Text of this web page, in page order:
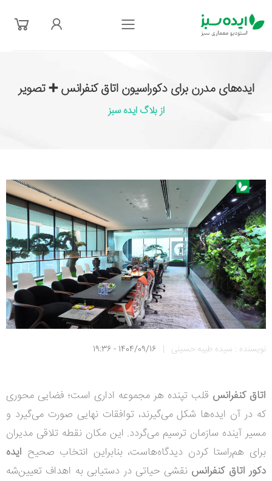
فهرست
ایده‌های مدرن برای دکوراسیون اتاق کنفرانس ➕ تصویر
از بلاگ ایده سبز
نویسنده : سیده طیبه حسینی |
1404/09/16 - 19:36
اتاق کنفرانس قلب تپنده هر مجموعه اداری است؛ فضایی محوری
که در آن ایده‌ها شکل می‌گیرند، توافقات نهایی صورت می‌گیرد و
مسیر آینده سازمان ترسیم می‌گردد. این مکان نقطه تلاقی مدیران
برای هم‌راستا کردن دیدگاه‌هاست، بنابراین انتخاب صحیح ایده
دکور اتاق کنفرانس نقشی حیاتی در دستیابی به اهداف تعیین‌شه